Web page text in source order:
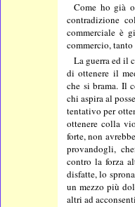
Come ho già
contradizione
commerciale è
commercio,
La guerra ed il
di ottenere il
che si brama. Il
chi aspira al
tentativo per
ottenere colla
forte, non
provandogli,
contro la forza
disfatte, lo
un mezzo più
altri ad